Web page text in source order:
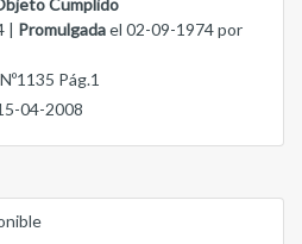
Cumplido
| Promulgadael 02-09-1974 por
Pág.1
04-2008